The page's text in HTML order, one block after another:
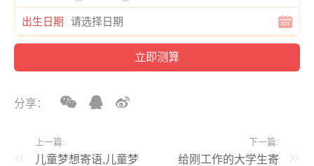
出生日期
分享：
上一篇:
儿童梦想寄语,儿童梦
下一篇:
给刚工作的大学生寄